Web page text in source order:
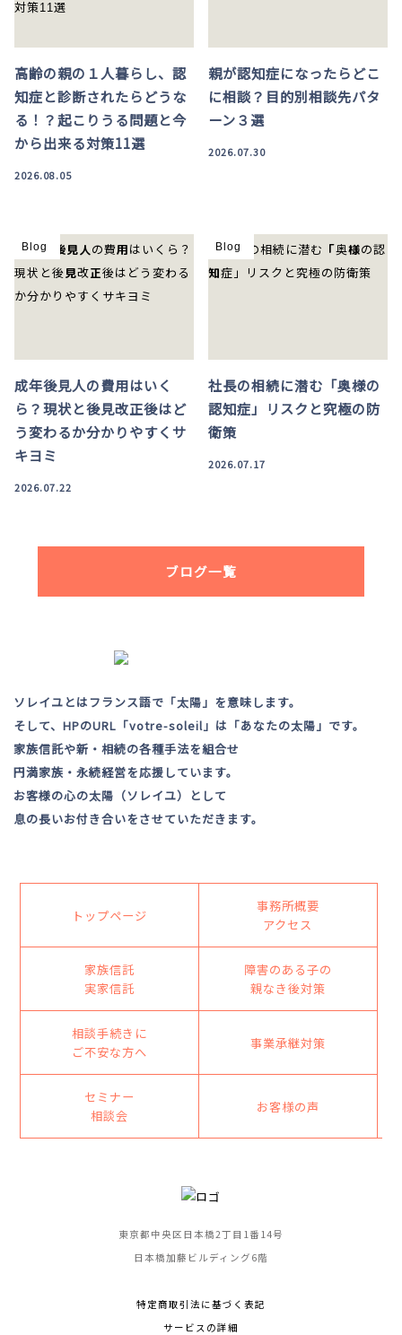
高齢の親の１人暮らし、認
知症と診断されたらどうな
る！？起こりうる問題と今
から出来る対策11選
2026.08.05
親が認知症になったらどこ
に相談？目的別相談先パタ
ーン３選
2026.07.30
成年後見人の費用はいく
ら？現状と後見改正後はど
う変わるか分かりやすくサ
キヨミ
2026.07.22
Blog
社長の相続に潜む「奥様の
認知症」リスクと究極の防
衛策
2026.07.17
Blog
ブログ一覧
ソレイユとはフランス語で「太陽」を意味します。
そして、HPのURL「votre-soleil」は「あなたの太陽」です。
家族信託や新・相続の各種手法を組合せ
円満家族・永続経営を応援しています。
お客様の心の太陽（ソレイユ）として
息の長いお付き合いをさせていただきます。
トップページ
事務所概要
アクセス
家族信託
実家信託
障害のある子の
親なき後対策
相談手続きに
ご不安な方へ
事業承継対策
セミナー
相談会
お客様の声
東京都中央区日本橋2丁目1番14号
日本橋加藤ビルディング6階
特定商取引法に基づく表記
サービスの詳細